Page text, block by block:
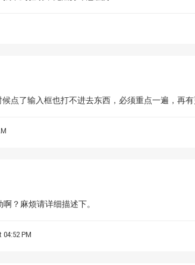
点了输入框也打不进去东西，必须重点一遍，再
？麻烦请详细描述下。
04:52 PM